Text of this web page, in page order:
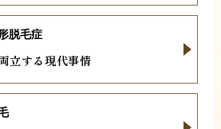
立する現代事情
脱毛症